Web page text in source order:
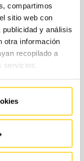
compartimos
sitio web con
y análisis
otra información
recopilado a
servicios.